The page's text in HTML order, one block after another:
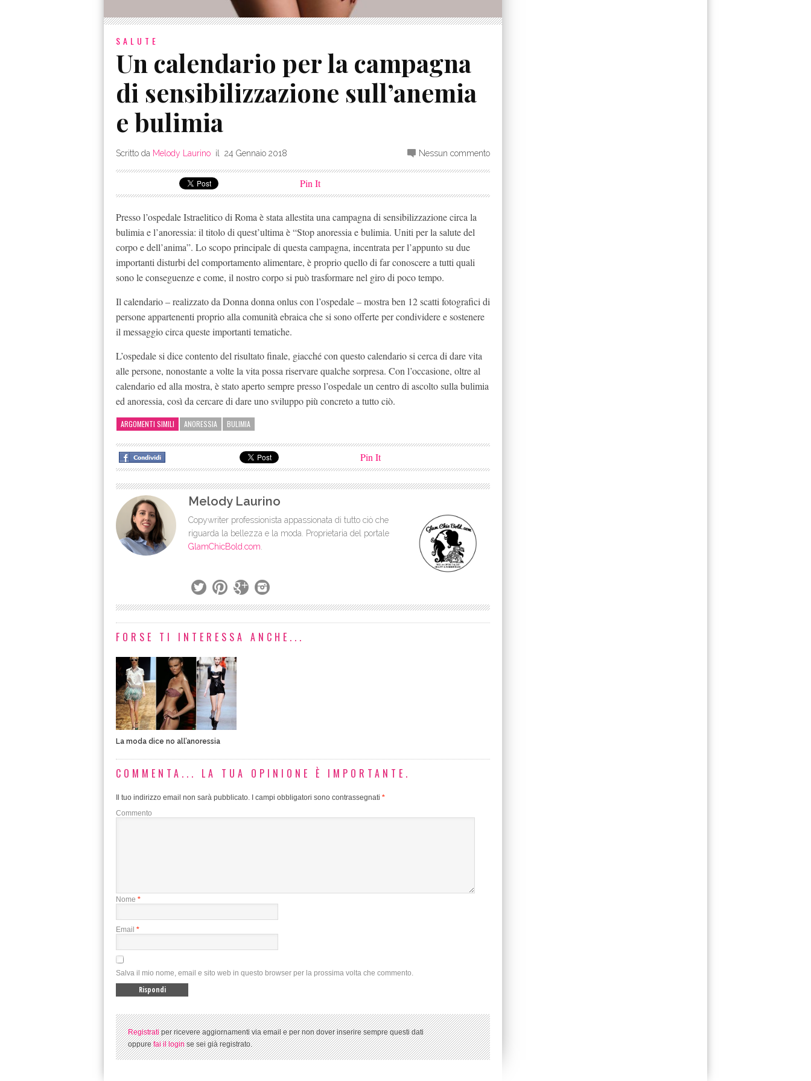
SALUTE
Un calendario per la campagna
di sensibilizzazione sull’anemia
e bulimia
Scritto da Melody Laurino il 24 Gennaio 2018 Nessun commento
Pin It
Presso l’ospedale Istraelitico di Roma è stata allestita una campagna di sensibilizzazione circa la
bulimia e l’anoressia: il titolo di quest’ultima è “Stop anoressia e bulimia. Uniti per la salute del
corpo e dell’anima”. Lo scopo principale di questa campagna, incentrata per l’appunto su due
importanti disturbi del comportamento alimentare, è proprio quello di far conoscere a tutti quali
sono le conseguenze e come, il nostro corpo si può trasformare nel giro di poco tempo.
Il calendario – realizzato da Donna donna onlus con l’ospedale – mostra ben 12 scatti fotografici di
persone appartenenti proprio alla comunità ebraica che si sono offerte per condividere e sostenere
il messaggio circa queste importanti tematiche.
L’ospedale si dice contento del risultato finale, giacché con questo calendario si cerca di dare vita
alle persone, nonostante a volte la vita possa riservare qualche sorpresa. Con l’occasione, oltre al
calendario ed alla mostra, è stato aperto sempre presso l’ospedale un centro di ascolto sulla bulimia
ed anoressia, così da cercare di dare uno sviluppo più concreto a tutto ciò.
ARGOMENTI SIMILI ANORESSIA BULIMIA
Pin It
Melody Laurino
Copywriter professionista appassionata di tutto ciò che
riguarda la bellezza e la moda. Proprietaria del portale
GlamChicBold.com
FORSE TI INTERESSA ANCHE...
La moda dice no all’anoressia
COMMENTA... LA TUA OPINIONE È IMPORTANTE.
Il tuo indirizzo email non sarà pubblicato. I campi obbligatori sono contrassegnati *
Commento
Nome *
Email *
Salva il mio nome, email e sito web in questo browser per la prossima volta che commento.
Registratiper ricevere aggiornamenti via email e per non dover inserire sempre questi dati
oppurefai il loginse sei già registrato.